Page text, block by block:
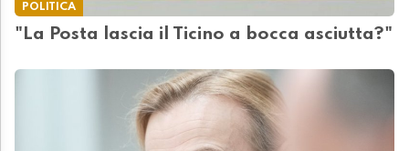
POLITICA
"La Posta lascia il Ticino a bocca asciutta?"